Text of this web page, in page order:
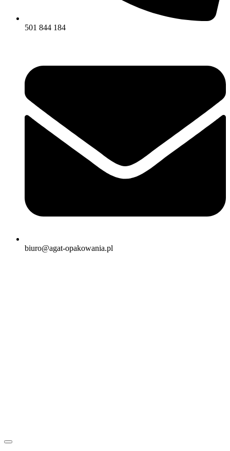
501 844 184
biuro@agat-opakowania.pl